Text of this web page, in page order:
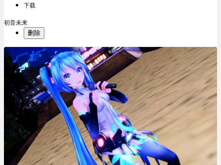
下载
初音未来
删除